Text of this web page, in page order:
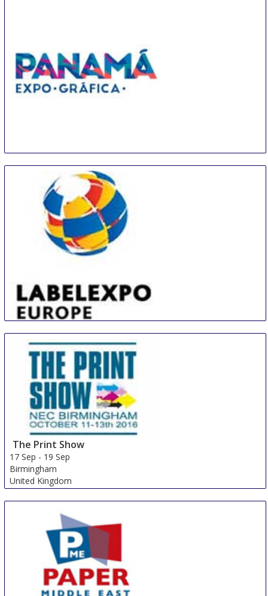
Panama City
16 Sep-
19 Sep
Barcelona
The Print Show
17 Sep - 19 Sep
Birmingham
United Kingdom